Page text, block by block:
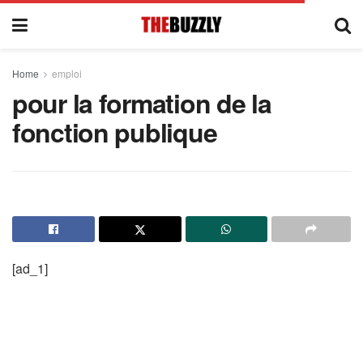
Home emploi
pour la formation de la
fonction publique
[ad_1]